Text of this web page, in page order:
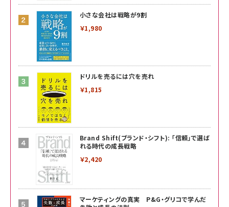
小さな会社は戦略が9割
￥1,980
ドリルを売るには穴を売れ
￥1,815
Brand Shift(ブランド・シフト): 「信頼」で選ば
れる時代の成長戦略
￥2,420
マーケティングの真実 P&G・グリコで学んだ